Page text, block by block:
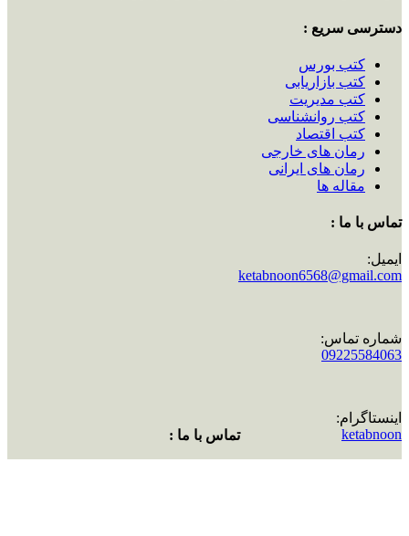
دسترسی سریع :
کتب بورس
کتب بازاریابی
کتب مدیریت
کتب روانشناسی
کتب اقتصاد
رمان های خارجی
رمان های ایرانی
مقاله ها
تماس با ما :
ایمیل:
ketabnoon6568@gmail.com
شماره تماس:
09225584063
اینستاگرام:
ketabnoon
تماس با ما :